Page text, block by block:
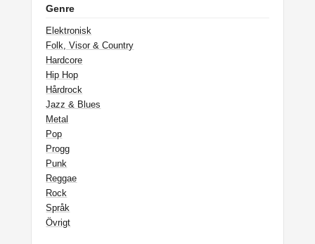
Genre
Elektronisk
Folk, Visor & Country
Hardcore
Hip Hop
Hårdrock
Jazz & Blues
Metal
Pop
Progg
Punk
Reggae
Rock
Språk
Övrigt